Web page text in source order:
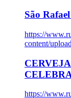
São
https://
content/
https://